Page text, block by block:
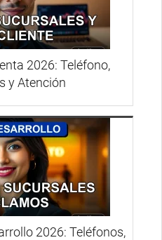
2026: Teléfono,
y Atención
2026: Teléfonos,